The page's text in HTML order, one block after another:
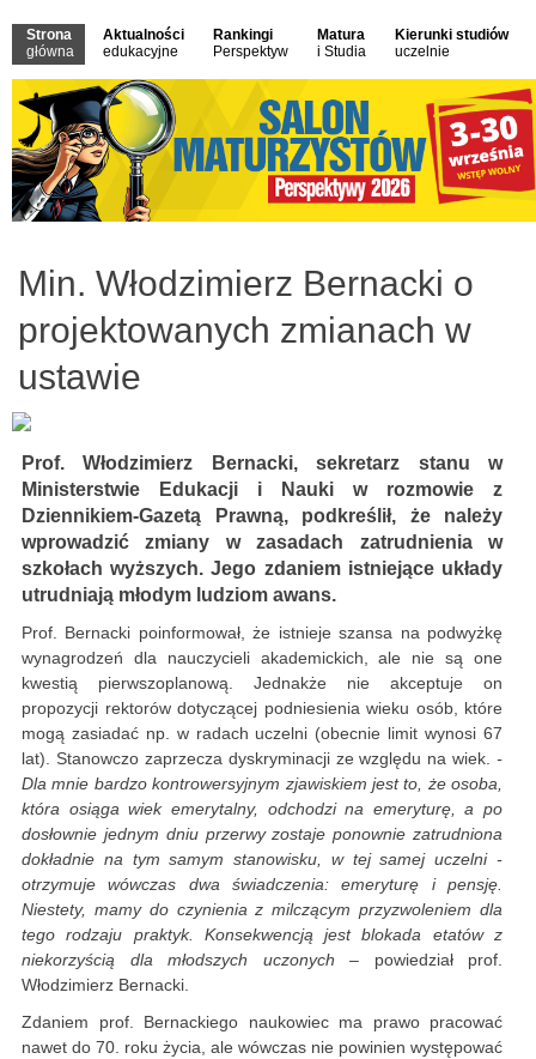
Strona
główna
Aktualności
edukacyjne
Rankingi
Perspektyw
Matura
i Studia
Kierunki studiów
uczelnie
Min. Włodzimierz Bernacki o
projektowanych zmianach w
ustawie
Prof. Włodzimierz Bernacki, sekretarz stanu w
Ministerstwie Edukacji i Nauki w rozmowie z
Dziennikiem-Gazetą Prawną, podkreślił, że należy
wprowadzić zmiany w zasadach zatrudnienia w
szkołach wyższych. Jego zdaniem istniejące układy
utrudniają młodym ludziom awans.
Prof. Bernacki poinformował, że istnieje szansa na podwyżkę
wynagrodzeń dla nauczycieli akademickich, ale nie są one
kwestią pierwszoplanową. Jednakże nie akceptuje on
propozycji rektorów dotyczącej podniesienia wieku osób, które
mogą zasiadać np. w radach uczelni (obecnie limit wynosi 67
lat). Stanowczo zaprzecza dyskryminacji ze względu na wiek. -
Dla mnie bardzo kontrowersyjnym zjawiskiem jest to, że osoba,
która osiąga wiek emerytalny, odchodzi na emeryturę, a po
dosłownie jednym dniu przerwy zostaje ponownie zatrudniona
dokładnie na tym samym stanowisku, w tej samej uczelni -
otrzymuje wówczas dwa świadczenia: emeryturę i pensję.
Niestety, mamy do czynienia z milczącym przyzwoleniem dla
tego rodzaju praktyk. Konsekwencją jest blokada etatów z
niekorzyścią dla młodszych uczonych – powiedział prof.
Włodzimierz Bernacki.
Zdaniem prof. Bernackiego naukowiec ma prawo pracować
nawet do 70. roku życia, ale wówczas nie powinien występować